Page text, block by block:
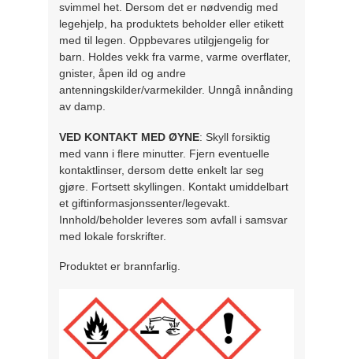
svimmel het. Dersom det er nødvendig med
legehjelp, ha produktets beholder eller etikett
med til legen. Oppbevares utilgjengelig for
barn. Holdes vekk fra varme, varme overflater,
gnister, åpen ild og andre
antenningskilder/varmekilder. Unngå innånding
av damp.
VED KONTAKT MED ØYNE: Skyll forsiktig
med vann i flere minutter. Fjern eventuelle
kontaktlinser, dersom dette enkelt lar seg
gjøre. Fortsett skyllingen. Kontakt umiddelbart
et giftinformasjonssenter/legevakt.
Innhold/beholder leveres som avfall i samsvar
med lokale forskrifter.
Produktet er brannfarlig.